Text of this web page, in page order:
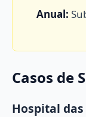
Anual:
Casos de
Hospital